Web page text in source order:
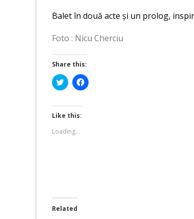
Balet în două acte și un prolog,
Foto : Nicu Cherciu
Share this:
Click
to
Twitter
(Opens
in
new
window)
Click
to
Like this:
Loading...
Related